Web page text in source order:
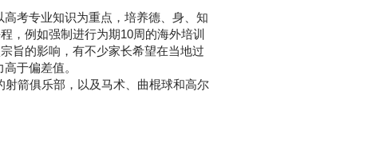
考专业知识为重点，培养德、身、知
，例如强制进行为期10周的海外培训
旨的影响，有不少家长希望在当地过
于偏差值。
箭俱乐部，以及马术、曲棍球和高尔